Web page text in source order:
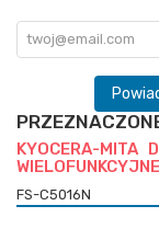
KYOCERA-MITA
FS-C5016N